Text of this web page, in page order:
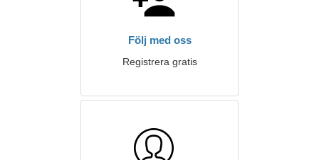
Följ med oss
Registrera gratis